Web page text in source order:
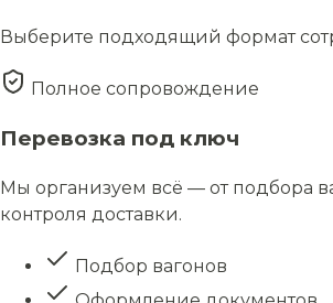
Выберите подходящий формат
Полное сопровождение
Перевозка под ключ
Мы организуем всё — от подбора
контроля доставки.
Подбор вагонов